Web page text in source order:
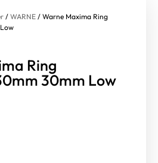
/ WARNE / Warne Maxima Ring
Ring
30mm Low